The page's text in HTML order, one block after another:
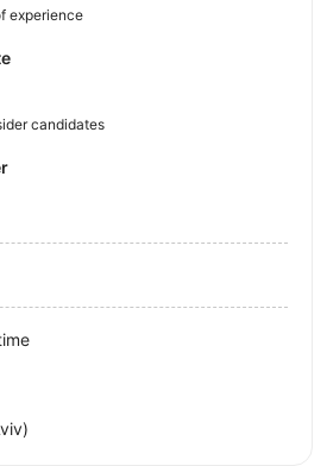
experience
candidates